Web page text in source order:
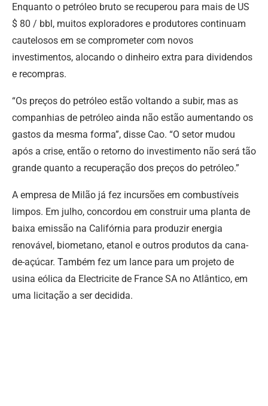
Enquanto o petróleo bruto se recuperou para mais de US
$ 80 / bbl, muitos exploradores e produtores continuam
cautelosos em se comprometer com novos
investimentos, alocando o dinheiro extra para dividendos
e recompras.
“Os preços do petróleo estão voltando a subir, mas as
companhias de petróleo ainda não estão aumentando os
gastos da mesma forma”, disse Cao. “O setor mudou
após a crise, então o retorno do investimento não será tão
grande quanto a recuperação dos preços do petróleo.”
A empresa de Milão já fez incursões em combustíveis
limpos. Em julho, concordou em construir uma planta de
baixa emissão na Califórnia para produzir energia
renovável, biometano, etanol e outros produtos da cana-
de-açúcar. Também fez um lance para um projeto de
usina eólica da Electricite de France SA no Atlântico, em
uma licitação a ser decidida.